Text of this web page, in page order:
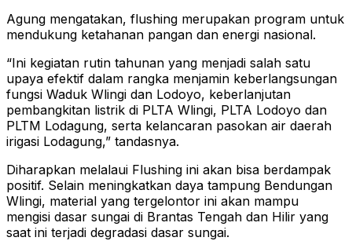
Agung mengatakan, flushing merupakan program untuk
mendukung ketahanan pangan dan energi nasional.
“Ini kegiatan rutin tahunan yang menjadi salah satu
upaya efektif dalam rangka menjamin keberlangsungan
fungsi Waduk Wlingi dan Lodoyo, keberlanjutan
pembangkitan listrik di PLTA Wlingi, PLTA Lodoyo dan
PLTM Lodagung, serta kelancaran pasokan air daerah
irigasi Lodagung,” tandasnya.
Diharapkan melalaui Flushing ini akan bisa berdampak
positif. Selain meningkatkan daya tampung Bendungan
Wlingi, material yang tergelontor ini akan mampu
mengisi dasar sungai di Brantas Tengah dan Hilir yang
saat ini terjadi degradasi dasar sungai.